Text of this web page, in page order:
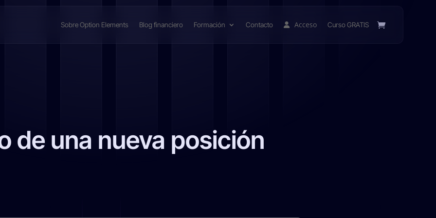
Sobre Option Elements Blog financiero Formación Contacto Acceso Curso GRATIS
de una nueva posición